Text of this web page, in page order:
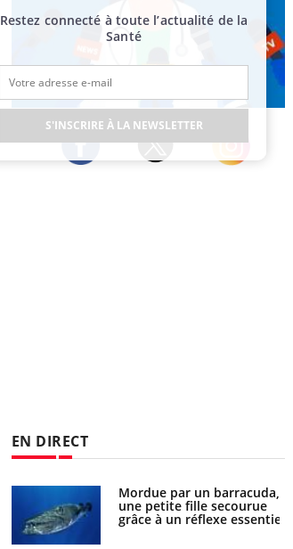
EN DIRECT
Mordue par un barracuda,
une petite fille secourue
grâce à un réflexe essentiel
Restez connecté à toute l’actualité de la
Santé
S'INSCRIRE À LA NEWSLETTER